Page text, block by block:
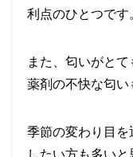
利点のひとつです
また、匂いがと
薬剤の不快な匂い
季節の変わり目